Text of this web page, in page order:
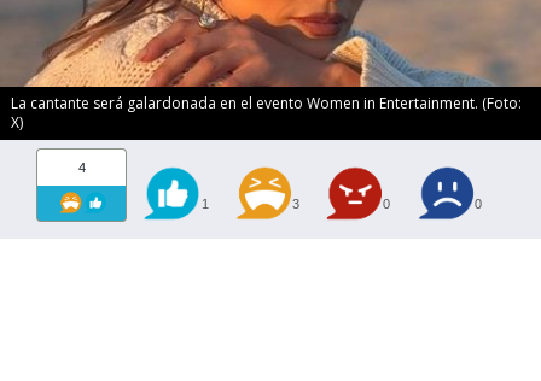
La cantante será galardonada en el evento Women in Entertainment. (Foto:
X)
4
1 3 0 0